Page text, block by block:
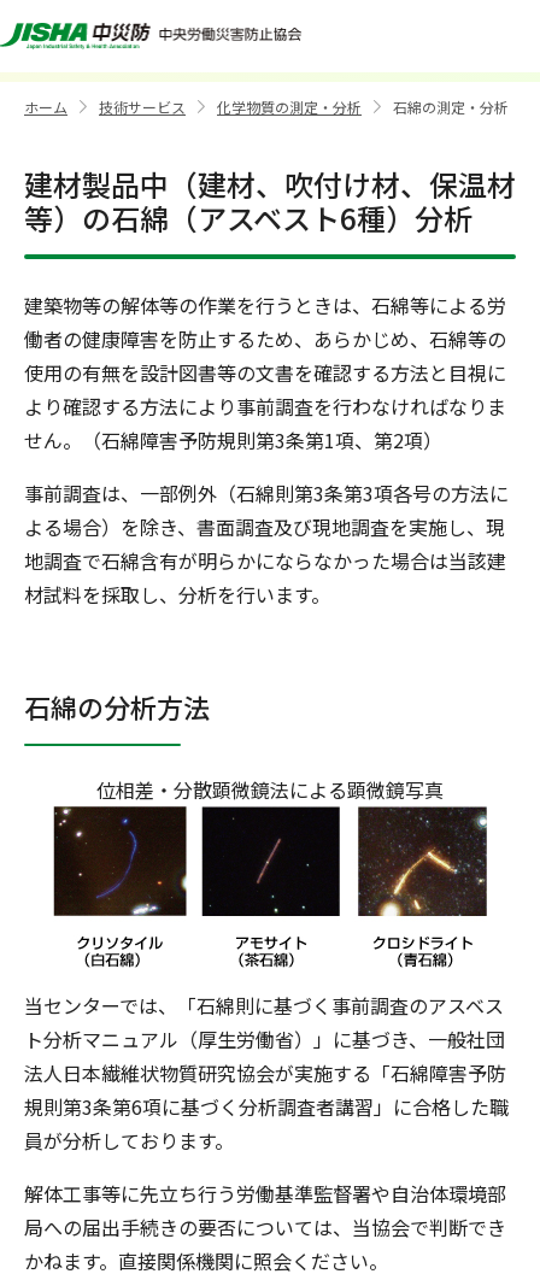
石綿の測定・分析
ホーム >技術サービス >化学物質の測定・分析 >石綿の測定・分析
建材製品中（建材、吹付け材、保温材
等）の石綿（アスベスト6種）分析
建築物等の解体等の作業を行うときは、石綿等による労
働者の健康障害を防止するため、あらかじめ、石綿等の
使用の有無を設計図書等の文書を確認する方法と目視に
より確認する方法により事前調査を行わなければなりま
せん。（石綿障害予防規則第3条第1項、第2項）
事前調査は、一部例外（石綿則第3条第3項各号の方法に
よる場合）を除き、書面調査及び現地調査を実施し、現
地調査で石綿含有が明らかにならなかった場合は当該建
材試料を採取し、分析を行います。
石綿の分析方法
位相差・分散顕微鏡法による顕微鏡写真
当センターでは、「石綿則に基づく事前調査のアスベス
ト分析マニュアル（厚生労働省）」に基づき、一般社団
法人日本繊維状物質研究協会が実施する「石綿障害予防
規則第3条第6項に基づく分析調査者講習」に合格した職
員が分析しております。
解体工事等に先立ち行う労働基準監督署や自治体環境部
局への届出手続きの要否については、当協会で判断でき
かねます。直接関係機関に照会ください。